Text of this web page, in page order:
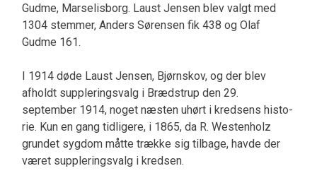
Gudme, Marselis­borg. Laust Jensen blev valgt med
1304 stemmer, Anders Sørensen fik 438 og Olaf
Gudme 161.
I 1914 døde Laust Jensen, Bjørnskov, og der blev
afholdt suppleringsvalg i Brædstrup den 29.
september 1914, noget næsten uhørt i kredsens histo­
rie. Kun en gang tidligere, i 1865, da R. Westen­holz
grundet sygdom måtte trække sig tilbage, havde der
været suppleringsvalg i kredsen.